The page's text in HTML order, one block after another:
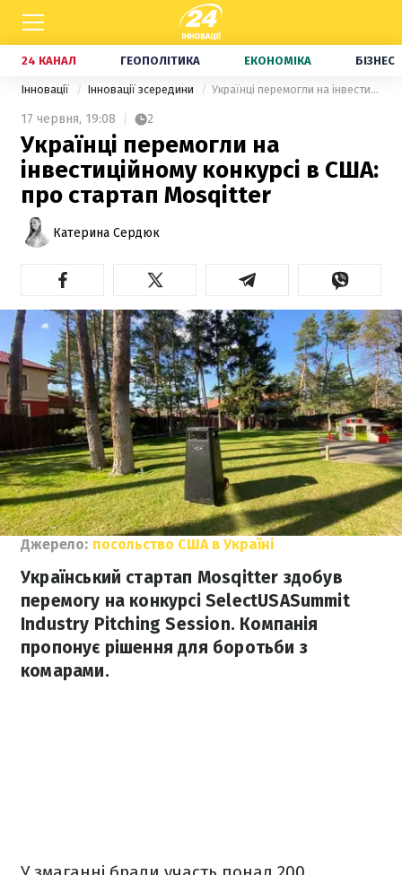
24 КАНАЛ ГЕОПОЛІТИКА ЕКОНОМІКА БІЗНЕС
Інновації Інновації зсередини Українці перемогли на інвестиційному конкурсі в США: про стартап Mosqitter
17 червня, 19:08 2
Українці перемогли на
інвестиційному конкурсі в США:
про стартап Mosqitter
Катерина Сердюк
Джерело: посольство США в Україні
Український стартап Mosqitter здобув
перемогу на конкурсі SelectUSASummit
Industry Pitching Session. Компанія
пропонує рішення для боротьби з
комарами.